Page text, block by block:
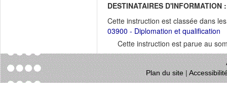
DESTINATAIRES D'INFORMATION :
Cette instruction est classée dans
03900 - Diplomation et qualification
Cette instruction est parue au
Plan du site|